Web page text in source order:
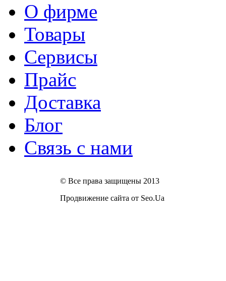
О фирме
Товары
Сервисы
Прайс
Доставка
Блог
Связь с нами
© Все права защищены 2013
Продвижение сайта от Seo.Ua